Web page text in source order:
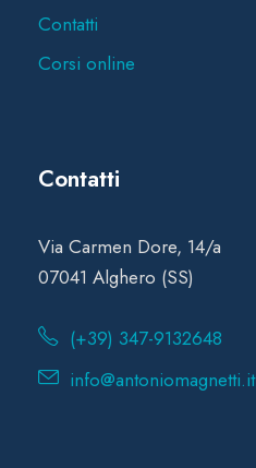
Contatti
Corsi online
Contatti
Via Carmen Dore, 14/a
07041 Alghero (SS)
(+39) 347-9132648
info@antoniomagnetti.it